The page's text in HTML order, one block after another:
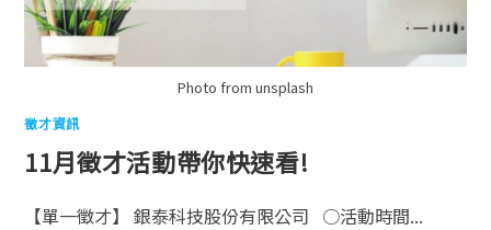
Photo from unsplash
徵才資訊
11月徵才活動帶你快速看!
【單一徵才】 銀泰科技股份有限公司 ○活動時間...